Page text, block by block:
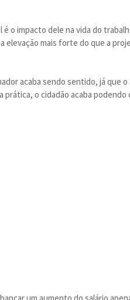
o impacto dele na vida do
elevação mais forte do que a
acaba sendo sentido, já que
o cidadão acaba podendo